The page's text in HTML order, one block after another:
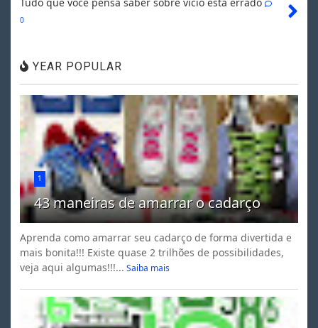
0
YEAR POPULAR
1
43 maneiras de amarrar o cadarço
Aprenda como amarrar seu cadarço de forma divertida e
mais bonita!!! Existe quase 2 trilhões de possibilidades,
veja aqui algumas!!!... Saiba mais